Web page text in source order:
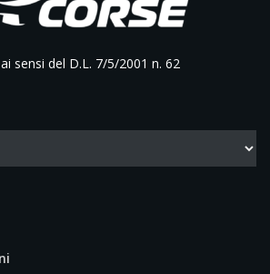
sensi del D.L. 7/5/2001 n. 62